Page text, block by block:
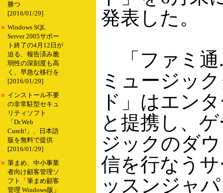
勝つ
[2016/01/29]
■ Windows SQL
Server 2005サポー
ト終了の4月12日が
迫る、報告済み脆
弱性の深刻度も高
く、早急な移行を
[2016/01/29]
■ インストール不要
の非常駐型セキュ
リティソフト
「Dr.Web
CureIt!」、日本語
版を無料で提供
[2016/01/29]
■ 筆まめ、中小事業
者向け顧客管理ソ
フト「筆まめ顧客
管理 Windows版」
発表した。
「ファミ通
ミュージッ
ド」はエン
と提携し、
ジックのダ
信を行なう
ッスンジャ